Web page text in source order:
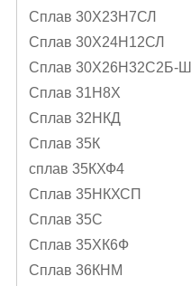
Сплав 30Х23Н7СЛ
Сплав 30Х24Н12СЛ
Сплав 30Х26Н32С2Б-Ш
Сплав 31Н8Х
Сплав 32НКД
Сплав 35К
сплав 35КХФ4
Сплав 35НКХСП
Сплав 35С
Сплав 35ХК6Ф
Сплав 36КНМ